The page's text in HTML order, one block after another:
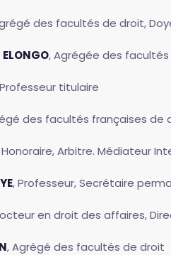
des facultés de droit,
, Agrégée des
titulaire
des facultés françaises de
Arbitre. Médiateur
, Professeur, Secrétaire
en droit des affaires,
, Agrégé des facultés de droit